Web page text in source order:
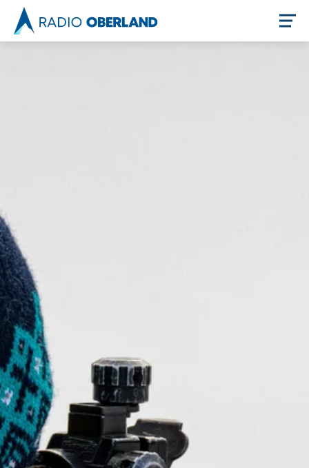
Stellenangebote
Unternehmen
Das geheime Geräusch
Wandern
Fotobox
Team
Programm
Handwerker